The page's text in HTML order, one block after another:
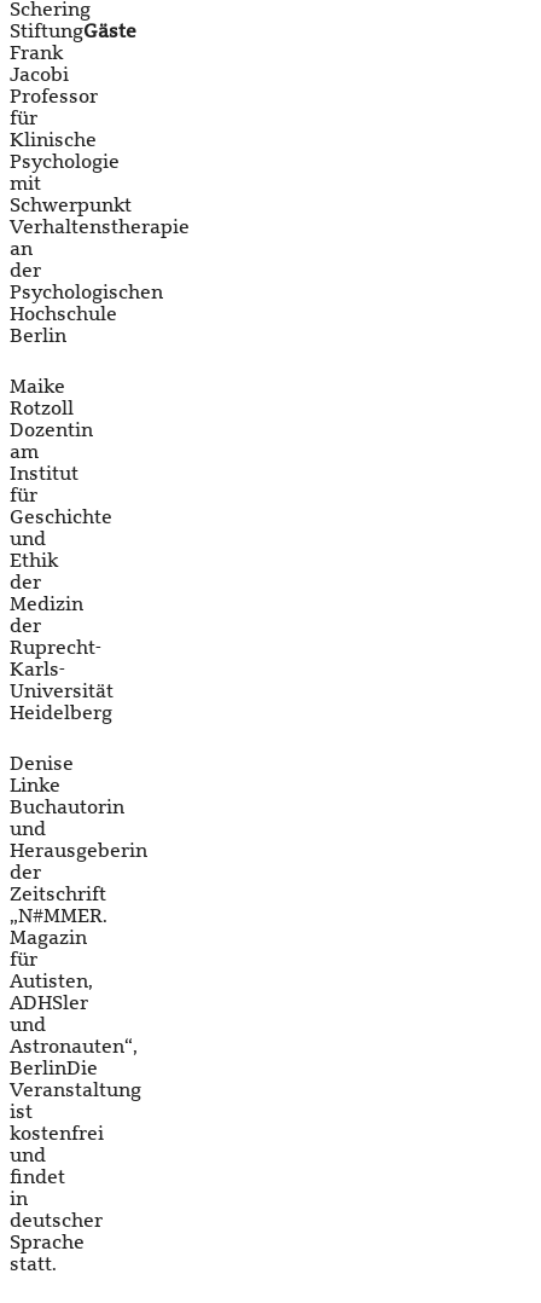
Schering
StiftungGäste
Frank
Jacobi
Professor
für
Klinische
Psychologie
mit
Schwerpunkt
Verhaltenstherapie
an
der
Psychologischen
Hochschule
Berlin
Maike
Rotzoll
Dozentin
am
Institut
für
Geschichte
und
Ethik
der
Medizin
der
Ruprecht-
Karls-
Universität
Heidelberg
Denise
Linke
Buchautorin
und
Herausgeberin
der
Zeitschrift
„N#MMER.
Magazin
für
Autisten,
ADHSler
und
Astronauten“,
BerlinDie
Veranstaltung
ist
kostenfrei
und
findet
in
deutscher
Sprache
statt.